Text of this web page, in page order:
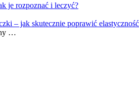
je rozpoznać i leczyć?
– jak skutecznie poprawić
…